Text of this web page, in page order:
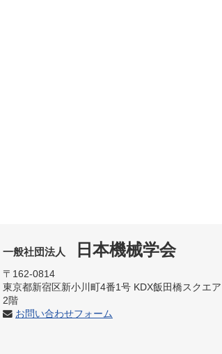
一般社団法人 日本機械学会
〒162-0814
東京都新宿区新小川町4番1号 KDX飯田橋スクエア
2階
お問い合わせフォーム